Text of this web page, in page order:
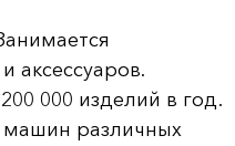
аксессуаров.
000 изделий в год.
различных